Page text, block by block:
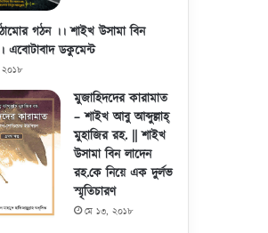
গঠন ।। শাইখ উসামা বিন
এবোটাবাদ ডকুমেন্ট
মুজাহিদদের কারামাত
– শাইখ আবু আব্দুল্লাহ্
মুহাজির রহ. || শাইখ
উসামা বিন লাদেন
রহ.কে নিয়ে এক দুর্লভ
স্মৃতিচারণ
মে ১৩, ২০১৮